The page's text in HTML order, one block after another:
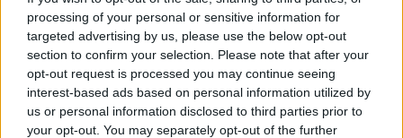
processing of your personal or sensitive information for
targeted advertising by us, please use the below opt-out
section to confirm your selection. Please note that after your
opt-out request is processed you may continue seeing
interest-based ads based on personal information utilized by
us or personal information disclosed to third parties prior to
your opt-out. You may separately opt-out of the further
Προτεινόμενο Άρθρο
Εκτός από λαγοκέφαλους
και μέδουσες: Aυτά είναι
τα 250 ξενικά είδη που